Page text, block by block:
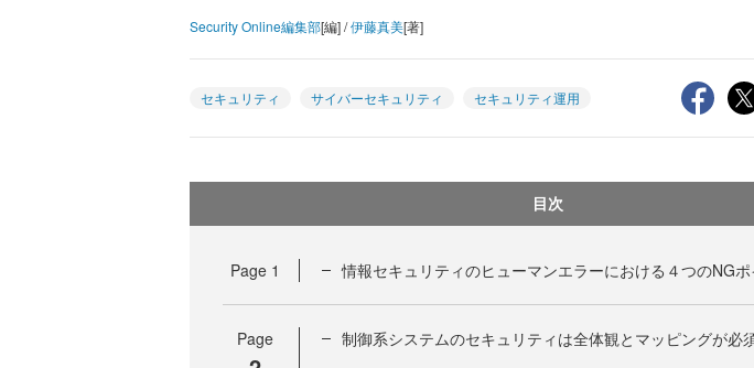
Security Online編集部[編] /伊藤真美[著]
セキュリティ サイバーセキュリティ セキュリティ運用
目次
Page 1 情報セキュリティのヒューマンエラーにおける４つのNGポ
Page 制御系システムのセキュリティは全体観とマッピングが必